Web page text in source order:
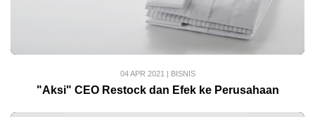
04 APR 2021 | BISNIS
"Aksi" CEO Restock dan Efek ke Perusahaan